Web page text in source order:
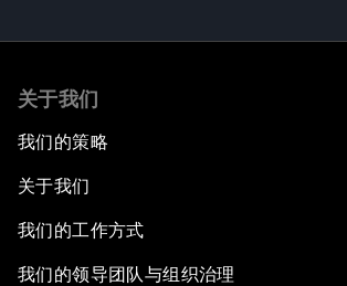
关于我们
我们的策略
关于我们
我们的工作方式
我们的领导团队与组织治理